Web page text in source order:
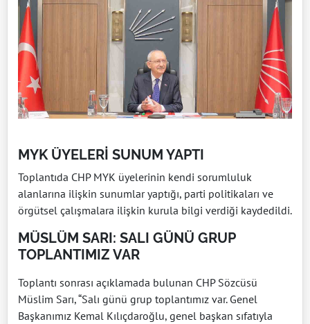
MYK ÜYELERİ SUNUM YAPTI
Toplantıda CHP MYK üyelerinin kendi sorumluluk
alanlarına ilişkin sunumlar yaptığı, parti politikaları ve
örgütsel çalışmalara ilişkin kurula bilgi verdiği kaydedildi.
MÜSLÜM SARI: SALI GÜNÜ GRUP
TOPLANTIMIZ VAR
Toplantı sonrası açıklamada bulunan CHP Sözcüsü
Müslim Sarı, “Salı günü grup toplantımız var. Genel
Başkanımız Kemal Kılıçdaroğlu, genel başkan sıfatıyla